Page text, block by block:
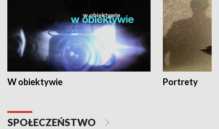
W obiektywie Portrety
SPOŁECZEŃSTWO